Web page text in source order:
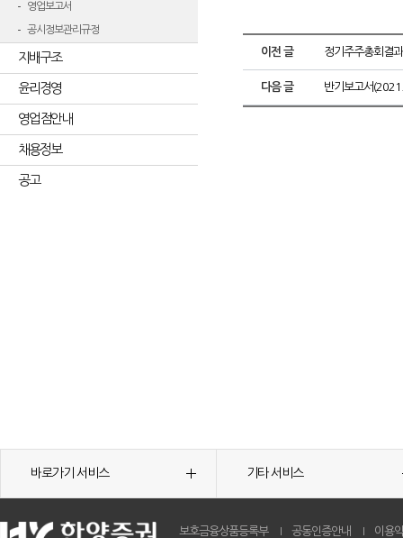
영업보고서
공시정보관리규정
지배구조
윤리경영
영업점안내
채용정보
공고
이전 글 정기주주총회결과
다음 글 반기보고서
바로가기 서비스 기타 서비스
보호금융상품등록부 공동인증안내 이용